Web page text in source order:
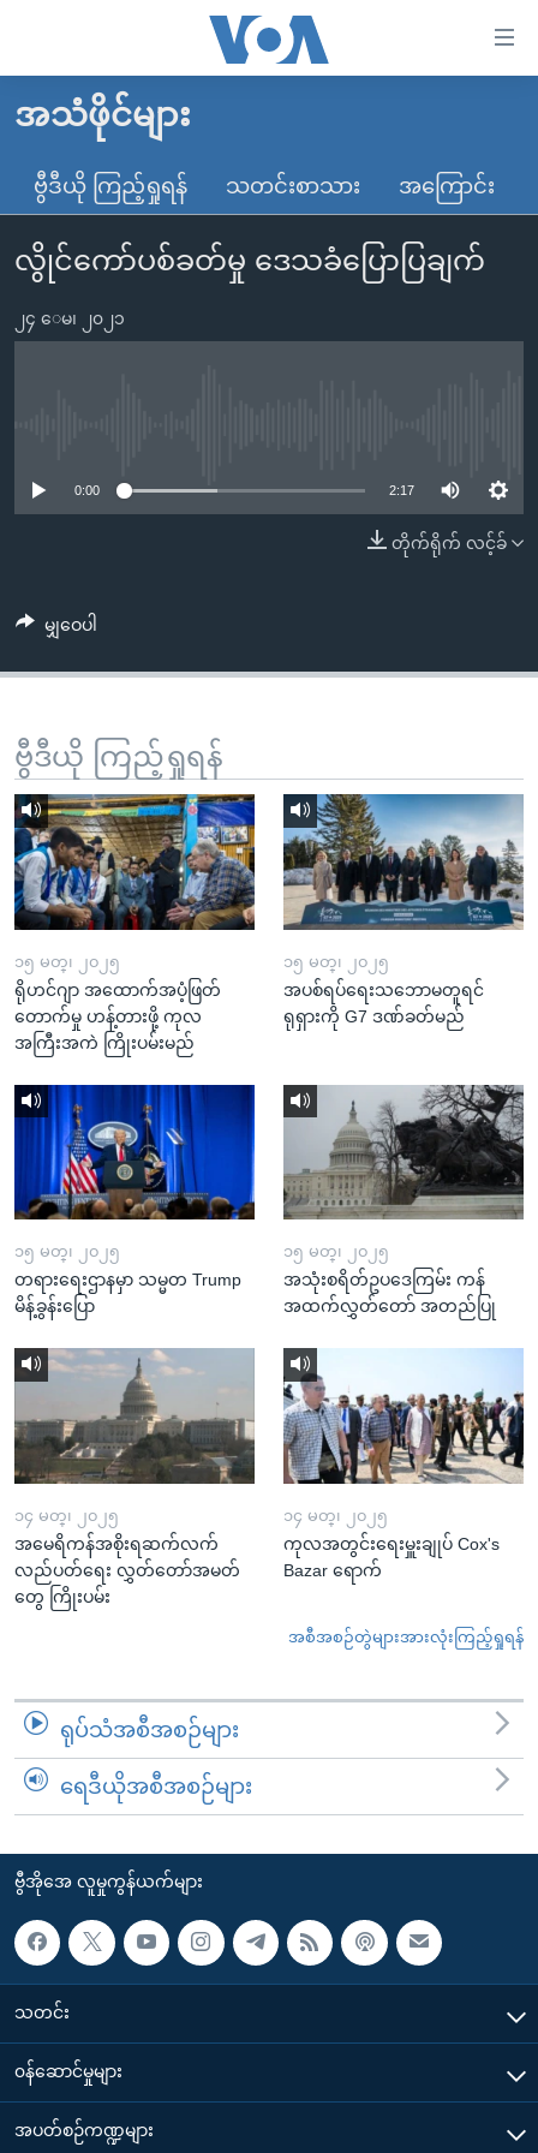
လွယ်ကူ
သည့်
Link
များ
ပင်မ
ပင်မ
စာမျက်နှာ
ကျော်
ရန်
ရှာဖွေ
ရန်
နေရာ
သို့
ကျော်
ရန်
မူလစာမျက်နှာ
မြန်မာ
ကမ္ဘာ့သတင်းများ
နိုင်ငံတကာ
တရုတ်
ဗွီဒီယို
ရပ်ဝန်းတခု လမ်းတခု အလွန်
ရုပ်ရှင်ထဲက အင်္ဂလိပ်စာ
တီဗွီ
ရေဒီယို/တီဗွီအစီအစဉ်
ဗွီအိုအေ လူမှုကွန်ယက်များ
ဘာသာစကားများ
အသံဖိုင်များ
ဗွီဒီယို ကြည့်ရှုရန် သတင်းစာသား အကြောင်း
လွိုင်ကော်ပစ်ခတ်မှု ဒေသခံပြောပြချက်
၂၄ ေမ၊ ၂၀၂၁
0:00 2:17
တိုက်ရိုက် လင့်ခ်
မျှဝေပါ
ဗွီဒီယို ကြည့်ရှုရန်
၁၅ မတ္၊ ၂၀၂၅
ရိုဟင်ဂျာ အထောက်အပံ့ဖြတ်
တောက်မှု ဟန့်တားဖို့ ကုလ
အကြီးအကဲ ကြိုးပမ်းမည်
၁၅ မတ္၊ ၂၀၂၅
အပစ်ရပ်ရေးသဘောမတူရင်
ရုရှားကို G7 ဒဏ်ခတ်မည်
၁၅ မတ္၊ ၂၀၂၅
တရားရေးဌာနမှာ သမ္မတ Trump
မိန့်ခွန်းပြော
၁၅ မတ္၊ ၂၀၂၅
အသုံးစရိတ်ဥပဒေကြမ်း ကန်
အထက်လွှတ်တော် အတည်ပြု
၁၄ မတ္၊ ၂၀၂၅
အမေရိကန်အစိုးရဆက်လက်
လည်ပတ်ရေး လွှတ်တော်အမတ်
တွေ ကြိုးပမ်း
၁၄ မတ္၊ ၂၀၂၅
ကုလအတွင်းရေးမှူးချုပ် Cox's
Bazar ရောက်
အစီအစဉ်တွဲများအားလုံးကြည့်ရှုရန်
ရုပ်သံအစီအစဉ်များ
ရေဒီယိုအစီအစဉ်များ
ဗွီအိုအေ လူမှုကွန်ယက်များ
သတင်း
၀န်ဆောင်မှုများ
အပတ်စဉ်ကဏ္ဍများ